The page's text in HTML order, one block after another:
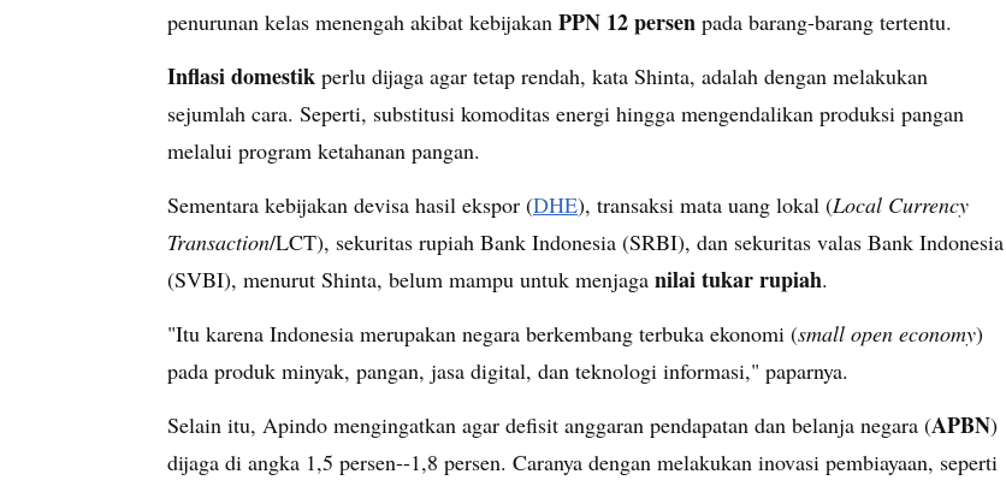
penurunan kelas menengah akibat kebijakan PPN 12 persen pada barang-barang tertentu.
Inflasi domestik perlu dijaga agar tetap rendah, kata Shinta, adalah dengan melakukan
sejumlah cara. Seperti, substitusi komoditas energi hingga mengendalikan produksi pangan
melalui program ketahanan pangan.
Sementara kebijakan devisa hasil ekspor (DHE), transaksi mata uang lokal (Local Currency
Transaction/LCT), sekuritas rupiah Bank Indonesia (SRBI), dan sekuritas valas Bank Indonesia
(SVBI), menurut Shinta, belum mampu untuk menjaga nilai tukar rupiah.
"Itu karena Indonesia merupakan negara berkembang terbuka ekonomi (small open economy)
pada produk minyak, pangan, jasa digital, dan teknologi informasi," paparnya.
Selain itu, Apindo mengingatkan agar defisit anggaran pendapatan dan belanja negara (APBN)
dijaga di angka 1,5 persen--1,8 persen. Caranya dengan melakukan inovasi pembiayaan, seperti